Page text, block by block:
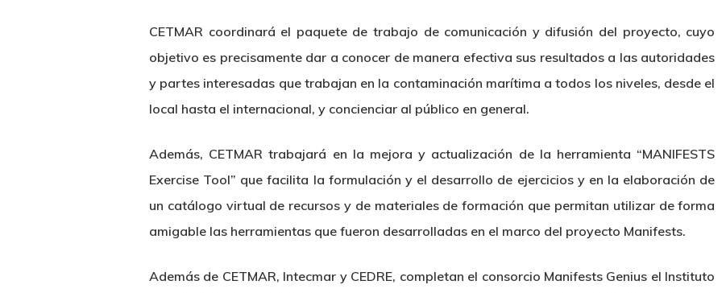
CETMAR coordinará el paquete de trabajo de comunicación y difusión del proyecto, cuyo
objetivo es precisamente dar a conocer de manera efectiva sus resultados a las autoridades
y partes interesadas que trabajan en la contaminación marítima a todos los niveles, desde el
local hasta el internacional, y concienciar al público en general.
Además, CETMAR trabajará en la mejora y actualización de la herramienta “MANIFESTS
Exercise Tool” que facilita la formulación y el desarrollo de ejercicios y en la elaboración de
un catálogo virtual de recursos y de materiales de formación que permitan utilizar de forma
amigable las herramientas que fueron desarrolladas en el marco del proyecto Manifests.
Además de CETMAR, Intecmar y CEDRE, completan el consorcio Manifests Genius el Instituto